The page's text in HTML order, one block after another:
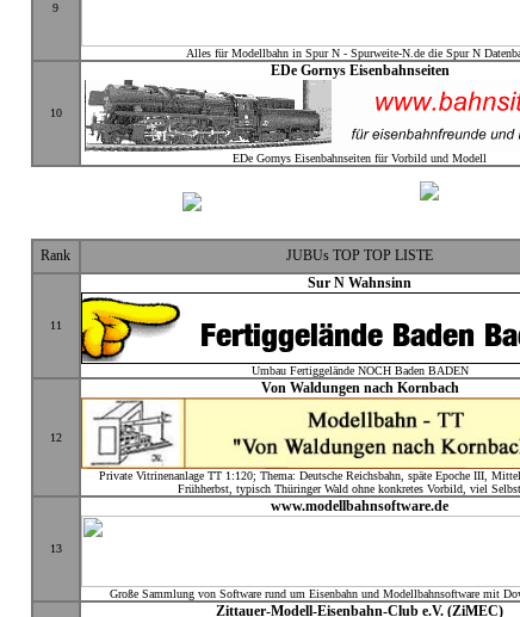
9
Alles für Modellbahn in Spur N - Spurweite-N.de die Spur N
10
EDe Gornys Eisenbahnseiten
EDe Gornys Eisenbahnseiten für Vorbild und Modell
Rank JUBUs TOP TOP LISTE
11
Sur N Wahnsinn
Umbau Fertiggelände NOCH Baden BADEN
12
Von Waldungen nach Kornbach
Private Vitrinenanlage TT 1:120; Thema: Deutsche Reichsbahn, späte Epoche III,
Frühherbst, typisch Thüringer Wald ohne konkretes Vorbild, viel
13
www.modellbahnsoftware.de
Große Sammlung von Software rund um Eisenbahn und Modellbahnsoftware mit
Zittauer-Modell-Eisenbahn-Club e.V. (ZiMEC)